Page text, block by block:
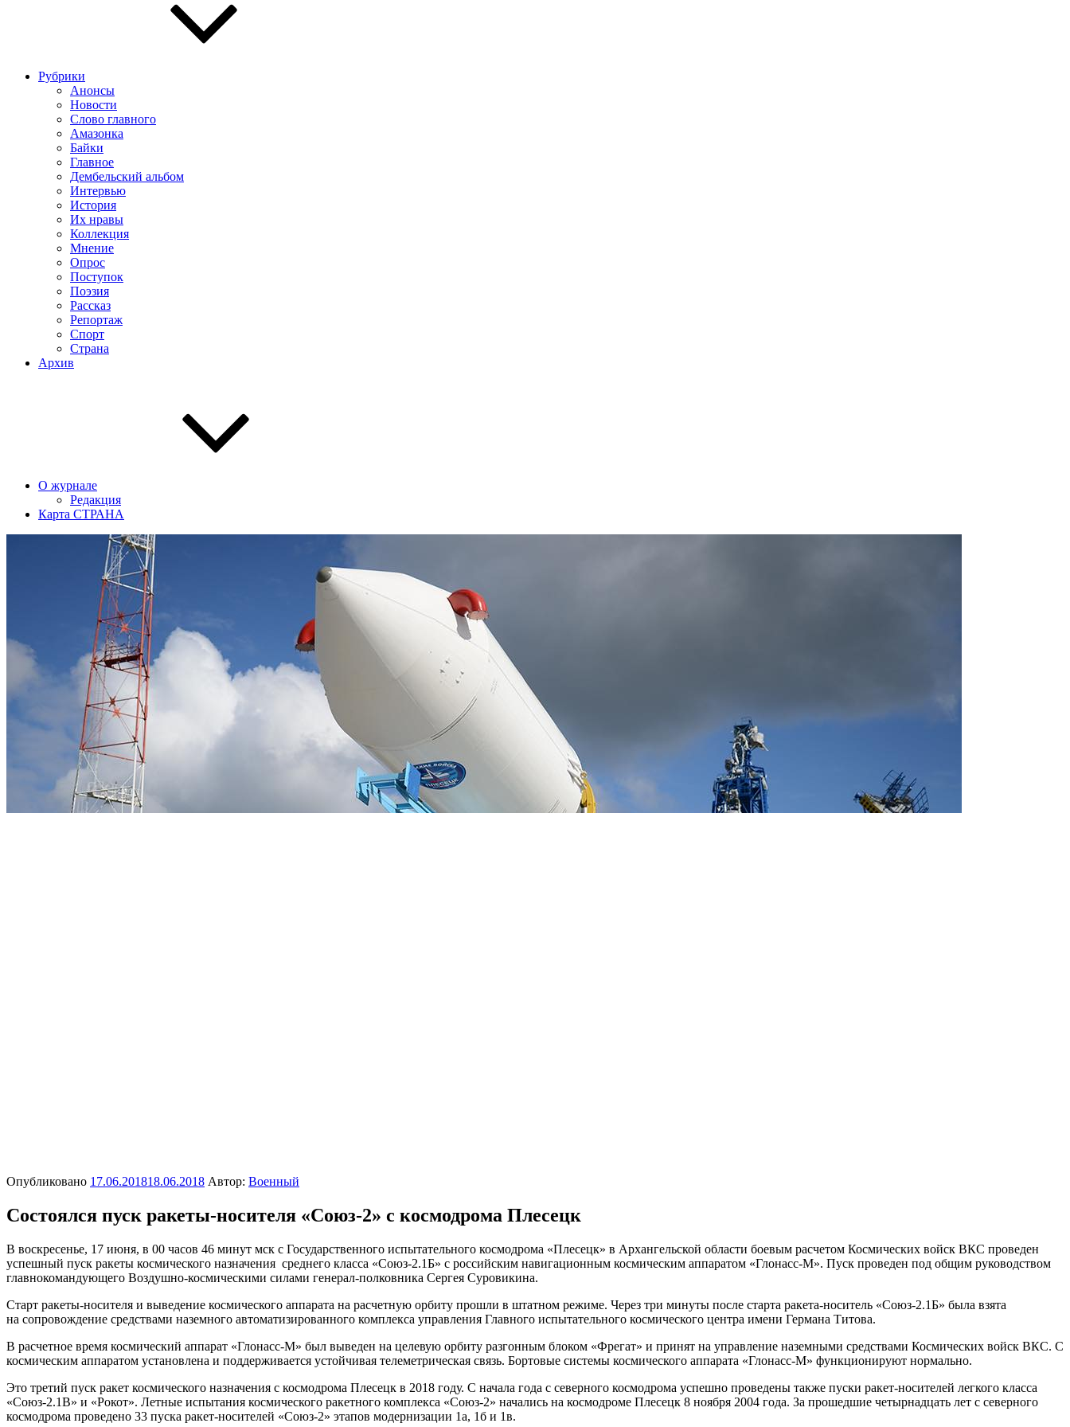
Рубрики
Анонсы
Новости
Слово главного
Амазонка
Байки
Главное
Дембельский альбом
Интервью
История
Их нравы
Коллекция
Мнение
Опрос
Поступок
Поэзия
Рассказ
Репортаж
Спорт
Страна
Архив
О журнале
Редакция
Карта СТРАНА
Опубликовано 17.06.201818.06.2018 Автор: Военный
Состоялся пуск ракеты-носителя «Союз-2» с космодрома Плесецк
В воскресенье, 17 июня, в 00 часов 46 минут мск с Государственного испытательного космодрома «Плесецк» в Архангельской области боевым расчетом Космических войск ВКС проведен
успешный пуск ракеты космического назначения среднего класса «Союз-2.1Б» с российским навигационным космическим аппаратом «Глонасс-М». Пуск проведен под общим руководством
главнокомандующего Воздушно-космическими силами генерал-полковника Сергея Суровикина.
Старт ракеты-носителя и выведение космического аппарата на расчетную орбиту прошли в штатном режиме. Через три минуты после старта ракета-носитель «Союз-2.1Б» была взята
на сопровождение средствами наземного автоматизированного комплекса управления Главного испытательного космического центра имени Германа Титова.
В расчетное время космический аппарат «Глонасс-М» был выведен на целевую орбиту разгонным блоком «Фрегат» и принят на управление наземными средствами Космических войск ВКС. С
космическим аппаратом установлена и поддерживается устойчивая телеметрическая связь. Бортовые системы космического аппарата «Глонасс-М» функционируют нормально.
Это третий пуск ракет космического назначения с космодрома Плесецк в 2018 году. С начала года с северного космодрома успешно проведены также пуски ракет-носителей легкого класса
«Союз-2.1В» и «Рокот». Летные испытания космического ракетного комплекса «Союз-2» начались на космодроме Плесецк 8 ноября 2004 года. За прошедшие четырнадцать лет с северного
космодрома проведено 33 пуска ракет-носителей «Союз-2» этапов модернизации 1а, 1б и 1в.